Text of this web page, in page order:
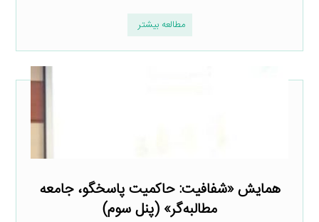
مطالعه بیشتر
همایش «شفافیت: حاکمیت پاسخگو، جامعه
مطالبه‌گر» (پنل سوم)